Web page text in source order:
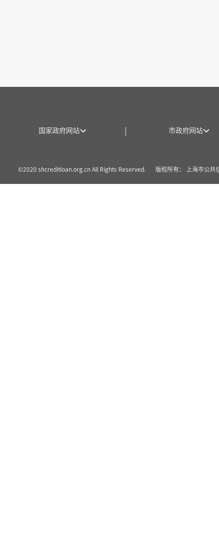
国家政府网站 市政府网站
©2020 shcreditloan.org.cn All Rights Reserved. 版权所有： 上海市公共